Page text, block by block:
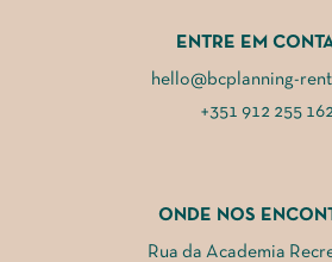
ENTRE EM
hello@bcplanning-
+351 912 255 162
ONDE NOS
Rua da Academia